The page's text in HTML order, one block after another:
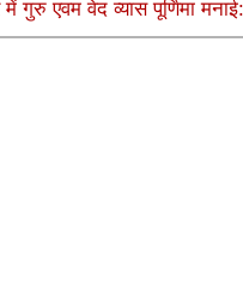
गुरु एवम वेद व्यास पूर्णिमा मनाई: